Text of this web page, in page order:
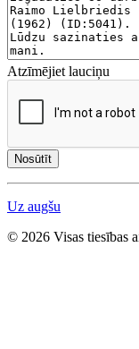
Atzīmējiet lauciņu
Nosūtīt
Uz augšu
© 2026 Visas tiesības